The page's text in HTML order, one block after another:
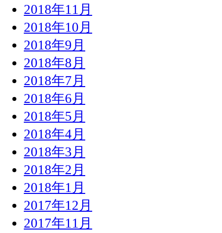
2018年11月
2018年10月
2018年9月
2018年8月
2018年7月
2018年6月
2018年5月
2018年4月
2018年3月
2018年2月
2018年1月
2017年12月
2017年11月